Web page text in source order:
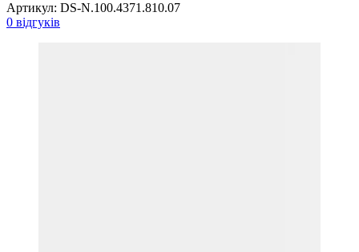
Артикул: DS-N.100.4371.810.07
0 відгуків